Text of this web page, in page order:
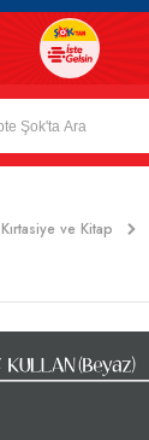
Kırtasiye ve Kitap